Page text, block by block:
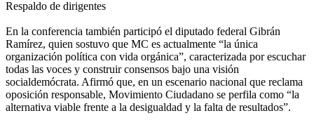
Respaldo de dirigentes
En la conferencia también participó el diputado federal Gibrán
Ramírez, quien sostuvo que MC es actualmente “la única
organización política con vida orgánica”, caracterizada por escuchar
todas las voces y construir consensos bajo una visión
socialdemócrata. Afirmó que, en un escenario nacional que reclama
oposición responsable, Movimiento Ciudadano se perfila como “la
alternativa viable frente a la desigualdad y la falta de resultados”.